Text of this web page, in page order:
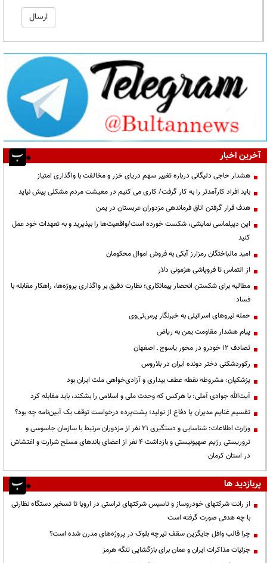
آخرین اخبار
هشدار حاجی دلیگانی درباره تغییر سهم دریای خزر و مخالفت با واگذاری امتیاز
باید افراد کارآمدتر را به کار گرفت/ کاری می کنیم در معیشت مردم مشکلی پیش نیاید
هدف قرار گرفتن اتاق‌ فرماندهی مزدوران عربستان در یمن
این دیپلماسی نمایشی، شکست خورده است/واقعیت‌ها را بپذیرید و به تعهدات خود عمل
کنید
امید مالباختگان رمزارز آبکی به فروش اموال محکومان
از التماس تا فروپاشی هژمونی دلار
مطالبه برای شکستن انحصار پیمانکاری؛ نظارت دقیق بر واگذاری پروژه‌ها، راهکار مقابله با
فساد
حمله نیروهای اسرائیلی به خبرنگار پرس‌تی‌وی
پیام هشدار مقاومت یمن به ریاض
تصادف ۱۲ خودرو در محور یاسوج ـ اصفهان
رکوردشکنی دختر دونده ایران در بلاروس
پزشکیان: مشروطه نقطه عطف بیداری و آزادی‌خواهی ملت ایران بود
آیت‌الله جوادی آملی: با هرکس که وحدت ملی و اسلامی را بشکند، باید مقابله کرد
تقسیم غنایم مدیران یا دفاع از تولید؛ پشت‌پرده درخواست توقف یک آیین‌نامه چه بود؟
وزارت اطلاعات: شناسایی و دستگیری ۲۱ نفر از مزدوران مرتبط با سازمان جاسوسی و
تروریستی رژیم صهیونیستی و بازداشت ۴ نفر از اعضای باندهای مسلح شرارت و اغتشاش
در استان کرمان
پربازدید ها
از رانت‌ شرکتهای خودروساز و تاسیس شرکتهای تراستی در اروپا تا تسخیر دستگاه نظارتی
با چه هدفی صورت گرفته است
چرا قالب وافل جایگزین سقف تیرچه بلوک در پروژه‌های مدرن شده است؟
جزئیات مذاکرات ایران و عمان برای بازگشایی تنگه هرمز